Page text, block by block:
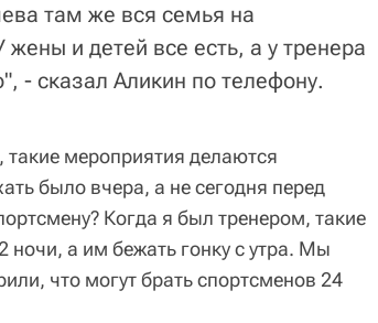
там же вся семья на
и детей все есть, а у тренера
- сказал Аликин по телефону.
мероприятия делаются
было вчера, а не сегодня перед
Когда я был тренером, такие
а им бежать гонку с утра. Мы
что могут брать спортсменов 24